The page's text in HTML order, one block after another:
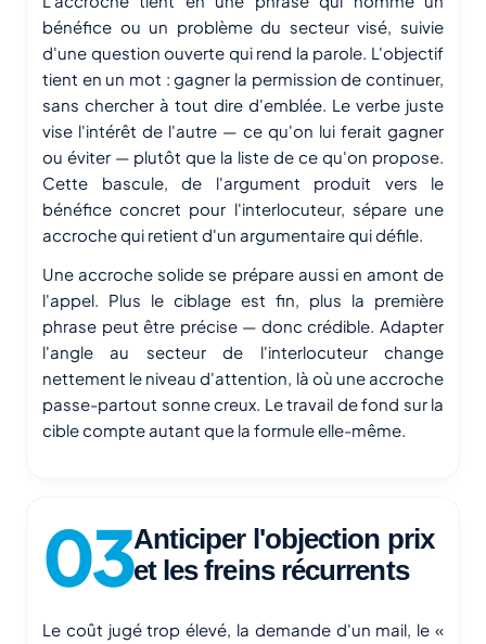
bénéfice ou un problème du secteur visé, suivie
d'une question ouverte qui rend la parole. L'objectif
tient en un mot : gagner la permission de continuer,
sans chercher à tout dire d'emblée. Le verbe juste
vise l'intérêt de l'autre — ce qu'on lui ferait gagner
ou éviter — plutôt que la liste de ce qu'on propose.
Cette bascule, de l'argument produit vers le
bénéfice concret pour l'interlocuteur, sépare une
accroche qui retient d'un argumentaire qui défile.
Une accroche solide se prépare aussi en amont de
l'appel. Plus le ciblage est fin, plus la première
phrase peut être précise — donc crédible. Adapter
l'angle au secteur de l'interlocuteur change
nettement le niveau d'attention, là où une accroche
passe-partout sonne creux. Le travail de fond sur la
cible compte autant que la formule elle-même.
Anticiper l'objection prix
et les freins récurrents
Le coût jugé trop élevé, la demande d'un mail, le «